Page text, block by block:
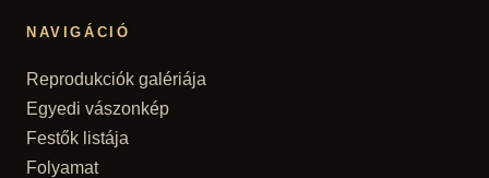
NAVIGÁCIÓ
Reprodukciók galériája
Egyedi vászonkép
Festők listája
Folyamat